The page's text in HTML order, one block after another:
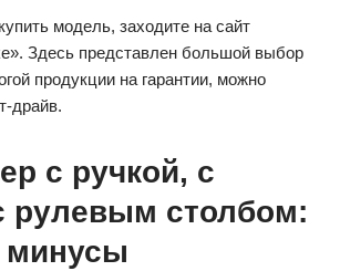
модель, заходите на сайт
Здесь представлен большой выбор
продукции на гарантии, можно
драйв.
с ручкой, с
рулевым столбом: